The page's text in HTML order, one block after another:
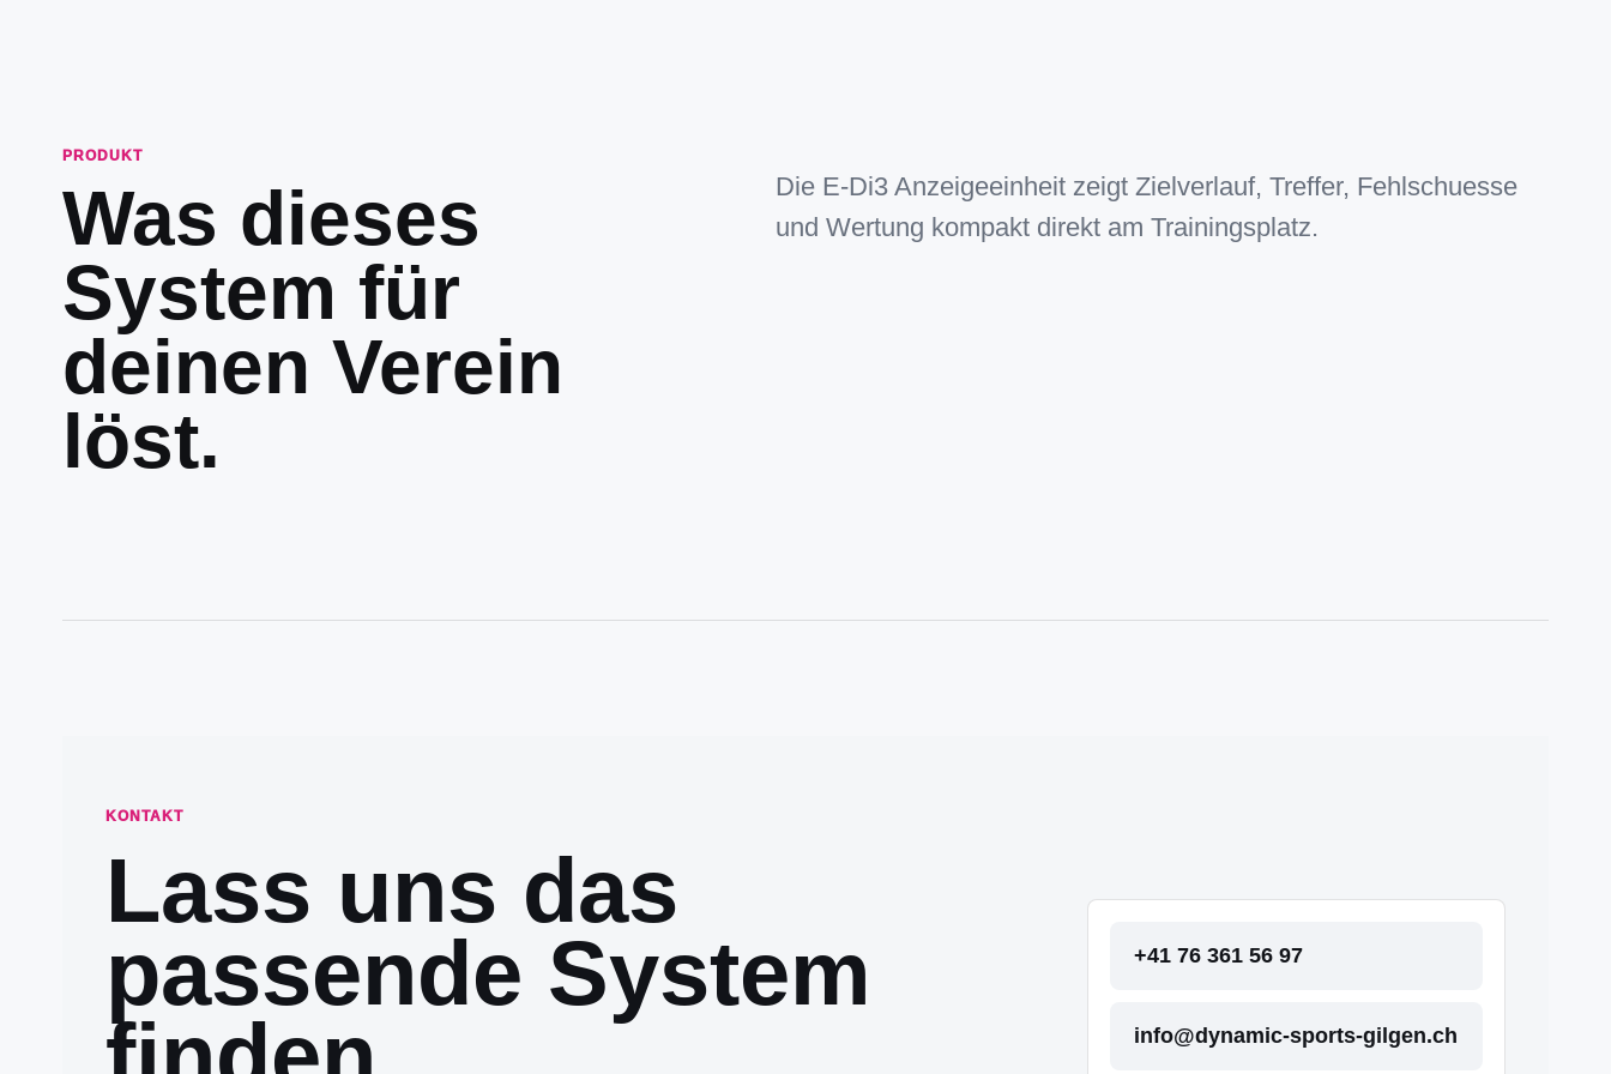
PRODUKT
Was dieses
System für
deinen Verein
löst.
Die E-Di3 Anzeigeeinheit zeigt Zielverlauf, Treffer, Fehlschuesse
und Wertung kompakt direkt am Trainingsplatz.
KONTAKT
Lass uns das
passende System
+41 76 361 56 97
info@dynamic-sports-gilgen.ch